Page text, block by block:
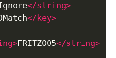
</string>
</key>
FRITZ005</string>